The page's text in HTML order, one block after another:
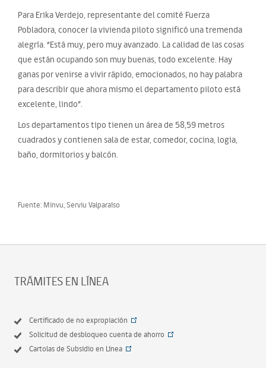
Para Erika Verdejo, representante del comité Fuerza
Pobladora, conocer la vivienda piloto significó una tremenda
alegría. “Está muy, pero muy avanzado. La calidad de las cosas
que están ocupando son muy buenas, todo excelente. Hay
ganas por venirse a vivir rápido, emocionados, no hay palabra
para describir que ahora mismo el departamento piloto está
excelente, lindo”.
Los departamentos tipo tienen un área de 58,59 metros
cuadrados y contienen sala de estar, comedor, cocina, logia,
baño, dormitorios y balcón.
Fuente: Minvu, Serviu Valparaíso
TRÁMITES EN LÍNEA
Certificado de no expropiación
Solicitud de desbloqueo cuenta de ahorro
Cartolas de Subsidio en Línea